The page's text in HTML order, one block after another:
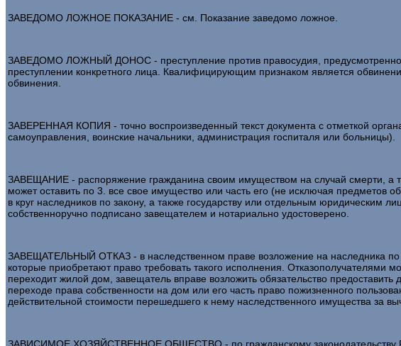
ЗАВЕДОМО ЛОЖНОЕ ПОКАЗАНИЕ - см. Показание заведомо ложное.
ЗАВЕДОМО ЛОЖНЫЙ ДОНОС - преступление против правосудия,
преступлении конкретного лица. Квалифицирующим признаком является
обвинения.
ЗАВЕРЕННАЯ КОПИЯ - точно воспроизведенный текст документа с отметкой
самоуправления, воинские начальники, администрация госпиталя или больницы).
ЗАВЕЩАНИЕ - распоряжение гражданина своим имуществом на случай смерти, а
может оставить по 3. все свое имущество или часть его (не исключая
в круг наследников по закону, а также государству или отдельным юридическим
собственноручно подписано завещателем и нотариально удостоверено.
ЗАВЕЩАТЕЛЬНЫЙ ОТКАЗ - в наследственном праве возложение на наследника по
которые приобретают право требовать такого исполнения. Отказополучателями
переходит жилой дом, завещатель вправе возложить обязательство
переходе права собственности на дом или его часть право пожизненного
действительной стоимости перешедшего к нему наследственного имущества за
ЗАВИСИМОЕ ХОЗЯЙСТВЕННОЕ ОБЩЕСТВО - по гражданскому законодательству РФ